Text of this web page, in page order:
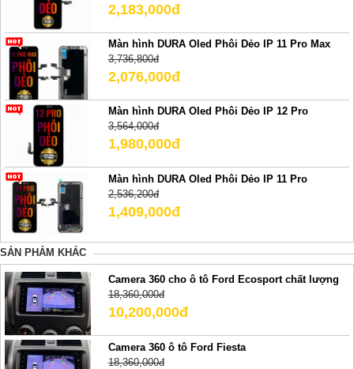
2,183,000đ
Màn hình DURA Oled Phôi Dẻo IP 11 Pro Max
3,736,800đ
2,076,000đ
Màn hình DURA Oled Phôi Dẻo IP 12 Pro
3,564,000đ
1,980,000đ
Màn hình DURA Oled Phôi Dẻo IP 11 Pro
2,536,200đ
1,409,000đ
SẢN PHẢM KHÁC
Camera 360 cho ô tô Ford Ecosport chất lượng
18,360,000đ
10,200,000đ
Camera 360 ô tô Ford Fiesta
18,360,000đ